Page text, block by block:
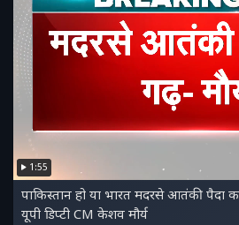
1:55
पाकिस्‍तान हो या भारत मदरसे आतंकी पैदा
यूपी डिप्‍टी CM केशव मौर्य